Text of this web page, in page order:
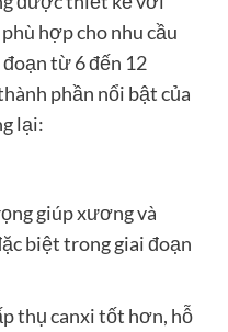
hợp cho nhu cầu
từ 6 đến 12
phần nổi bật của
lại:
giúp xương và
biệt trong giai đoạn
thụ canxi tốt hơn, hỗ